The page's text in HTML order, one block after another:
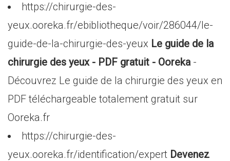
https://chirurgie-des-
yeux.ooreka.fr/ebibliotheque/voir/286044/le-
guide-de-la-chirurgie-des-yeux Le guide de la
chirurgie des yeux - PDF gratuit - Ooreka-
Découvrez Le guide de la chirurgie des yeux en
PDF téléchargeable totalement gratuit sur
Ooreka.fr
https://chirurgie-des-
yeux.ooreka.fr/identification/expert Devenez